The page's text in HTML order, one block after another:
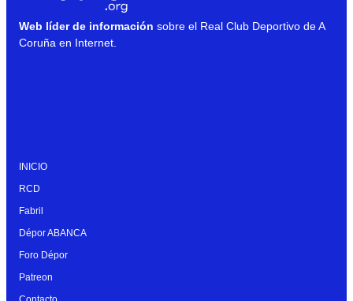
Web líder de información sobre el Real Club Deportivo de A
Coruña en Internet.
INICIO
RCD
Fabril
Dépor ABANCA
Foro Dépor
Patreon